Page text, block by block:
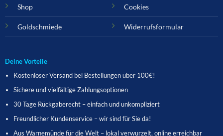
Shop
Goldschmiede
Cookies
Widerrufsformular
Deine Vorteile
Kostenloser Versand bei Bestellungen über 100€!
Sichere und vielfältige Zahlungsoptionen
30 Tage Rückgaberecht – einfach und unkompliziert
Freundlicher Kundenservice – wir sind für Sie da!
Aus Warnemünde für die Welt – lokal verwurzelt, online erreichbar